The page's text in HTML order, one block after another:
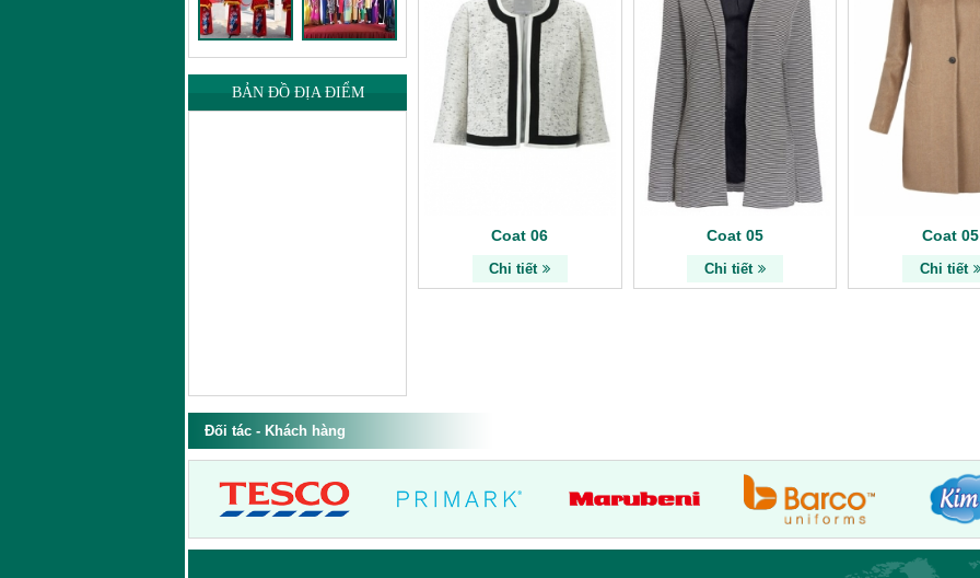
BẢN ĐỒ ĐỊA ĐIỂM
Coat 06
Chi tiết
Coat 05
Chi tiết
Coat 05
Chi tiết
Đối tác - Khách hàng